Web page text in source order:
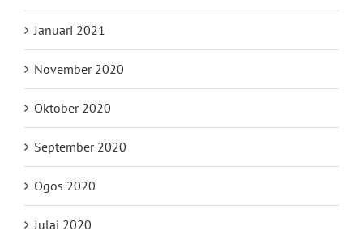
Januari 2021
November 2020
Oktober 2020
September 2020
Ogos 2020
Julai 2020